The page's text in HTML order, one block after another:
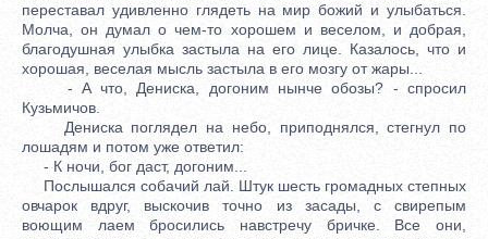
переставал удивленно глядеть на мир божий и улыбаться.
Молча, он думал о чем-то хорошем и веселом, и добрая,
благодушная улыбка застыла на его лице. Казалось, что и
хорошая, веселая мысль застыла в его мозгу от жары...
- А что, Дениска, догоним нынче обозы? - спросил
Кузьмичов.
Дениска поглядел на небо, приподнялся, стегнул по
лошадям и потом уже ответил:
- К ночи, бог даст, догоним...
Послышался собачий лай. Штук шесть громадных степных
овчарок вдруг, выскочив точно из засады, с свирепым
воющим лаем бросились навстречу бричке. Все они,